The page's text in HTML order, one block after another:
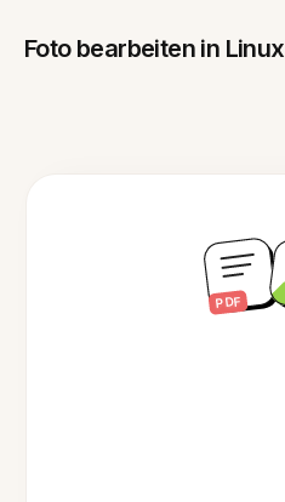
Foto bearbeiten in Linux